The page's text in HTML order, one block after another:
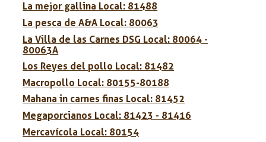
La mejor gallina Local: 81488
La pesca de A&A Local: 80063
La Villa de las Carnes DSG Local: 80064 -
80063A
Los Reyes del pollo Local: 81482
Macropollo Local: 80155-80188
Mahana in carnes finas Local: 81452
Megaporcianos Local: 81423 - 81416
Mercavícola Local: 80154